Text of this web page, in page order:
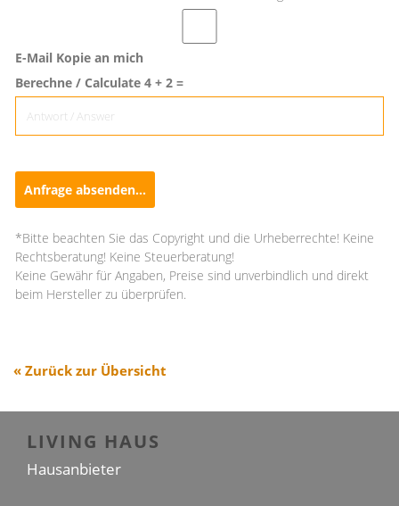
E-Mail Kopie an mich
Berechne / Calculate 4 + 2 =
Anfrage absenden...
*Bitte beachten Sie das Copyright und die Urheberrechte! Keine
Rechtsberatung! Keine Steuerberatung!
Keine Gewähr für Angaben, Preise sind unverbindlich und direkt
beim Hersteller zu überprüfen.
« Zurück zur Übersicht
LIVING HAUS
Hausanbieter